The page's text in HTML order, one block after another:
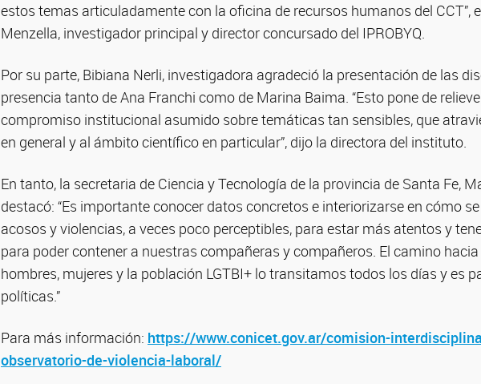
estos temas articuladamente con la oficina de recursos humanos del CCT”,
Menzella, investigador principal y director concursado del IPROBYQ.
Por su parte, Bibiana Nerli, investigadora agradeció la presentación de las
presencia tanto de Ana Franchi como de Marina Baima. “Esto pone de
compromiso institucional asumido sobre temáticas tan sensibles, que
en general y al ámbito científico en particular”, dijo la directora del instituto.
En tanto, la secretaria de Ciencia y Tecnología de la provincia de Santa Fe,
destacó: “Es importante conocer datos concretos e interiorizarse en cómo
acosos y violencias, a veces poco perceptibles, para estar más atentos y
para poder contener a nuestras compañeras y compañeros. El camino
hombres, mujeres y la población LGTBI+ lo transitamos todos los días y es
políticas.”
Para más información: https://www.conicet.gov.ar/comision-
observatorio-de-violencia-laboral/